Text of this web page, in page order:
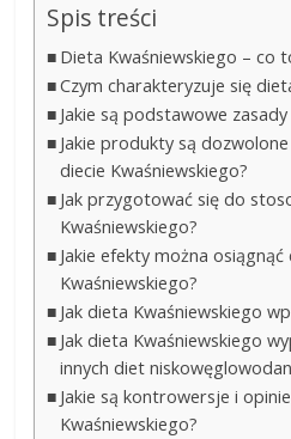
Spis treści
Dieta Kwaśniewskiego – co
Czym charakteryzuje się
Jakie są podstawowe
Jakie produkty są
diecie Kwaśniewskiego?
Jak przygotować się do
Kwaśniewskiego?
Jakie efekty można osiągnąć
Kwaśniewskiego?
Jak dieta Kwaśniewskiego
Jak dieta Kwaśniewskiego
innych diet
Jakie są kontrowersje i
Kwaśniewskiego?